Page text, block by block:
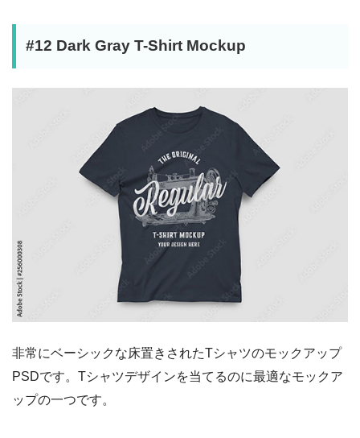
#12 Dark Gray T-Shirt Mockup
非常にベーシックな床置きされたTシャツのモックアップ
PSDです。Tシャツデザインを当てるのに最適なモックア
ップの一つです。